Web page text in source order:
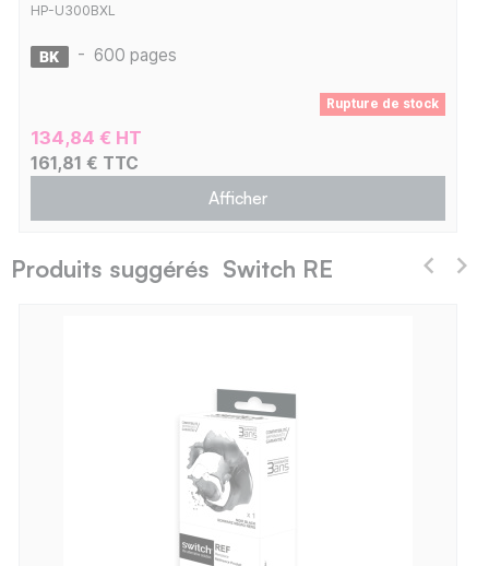
HP-U300BXL
- 600 pages
Rupture de stock
134,84 € HT
161,81 € TTC
Afficher
Produits suggérés Switch RE